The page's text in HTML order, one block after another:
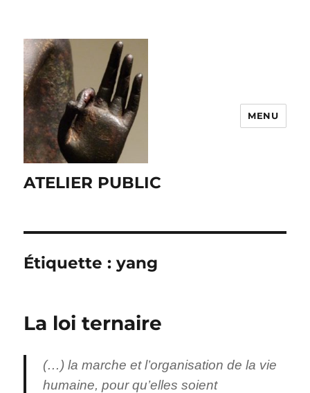
ATELIER PUBLIC
MENU
Étiquette :yang
La loi ternaire
(…) la marche et l’organisation de la vie
humaine, pour qu’elles soient